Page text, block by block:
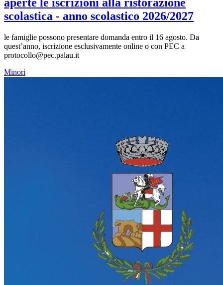
scolastica - anno scolastico 2026/2027
le famiglie possono presentare domanda entro il 16 agosto. Da
quest’anno, iscrizione esclusivamente online o con PEC a
protocollo@pec.palau.it
Minori